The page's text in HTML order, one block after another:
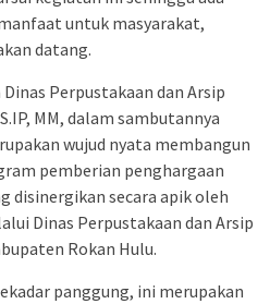
untuk masyarakat,
datang.
Perpustakaan dan Arsip
MM, dalam sambutannya
wujud nyata membangun
pemberian penghargaan
disinergikan secara apik oleh
Dinas Perpustakaan dan Arsip
Rokan Hulu.
panggung, ini merupakan